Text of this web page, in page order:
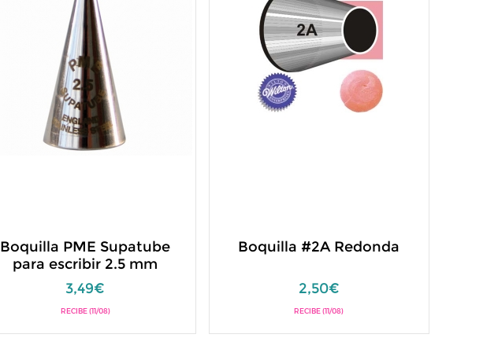
Boquilla PME Supatube
para escribir 2.5 mm
3,49€
RECIBE (11/08)
Boquilla #2A Redonda
2,50€
RECIBE (11/08)